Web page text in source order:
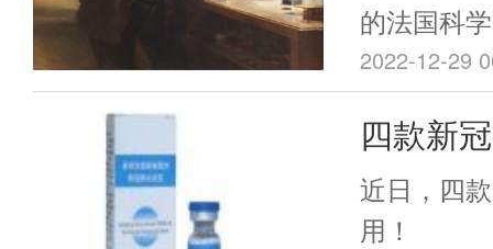
的法国科
生物学和
学说的奠
识到了医
的危险，
论，推广
2022-12-29
四款新
用！
近日，四
用！